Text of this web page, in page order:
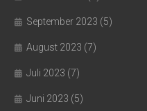
September 2023 (5)
August 2023 (7)
Juli 2023 (7)
Juni 2023 (5)